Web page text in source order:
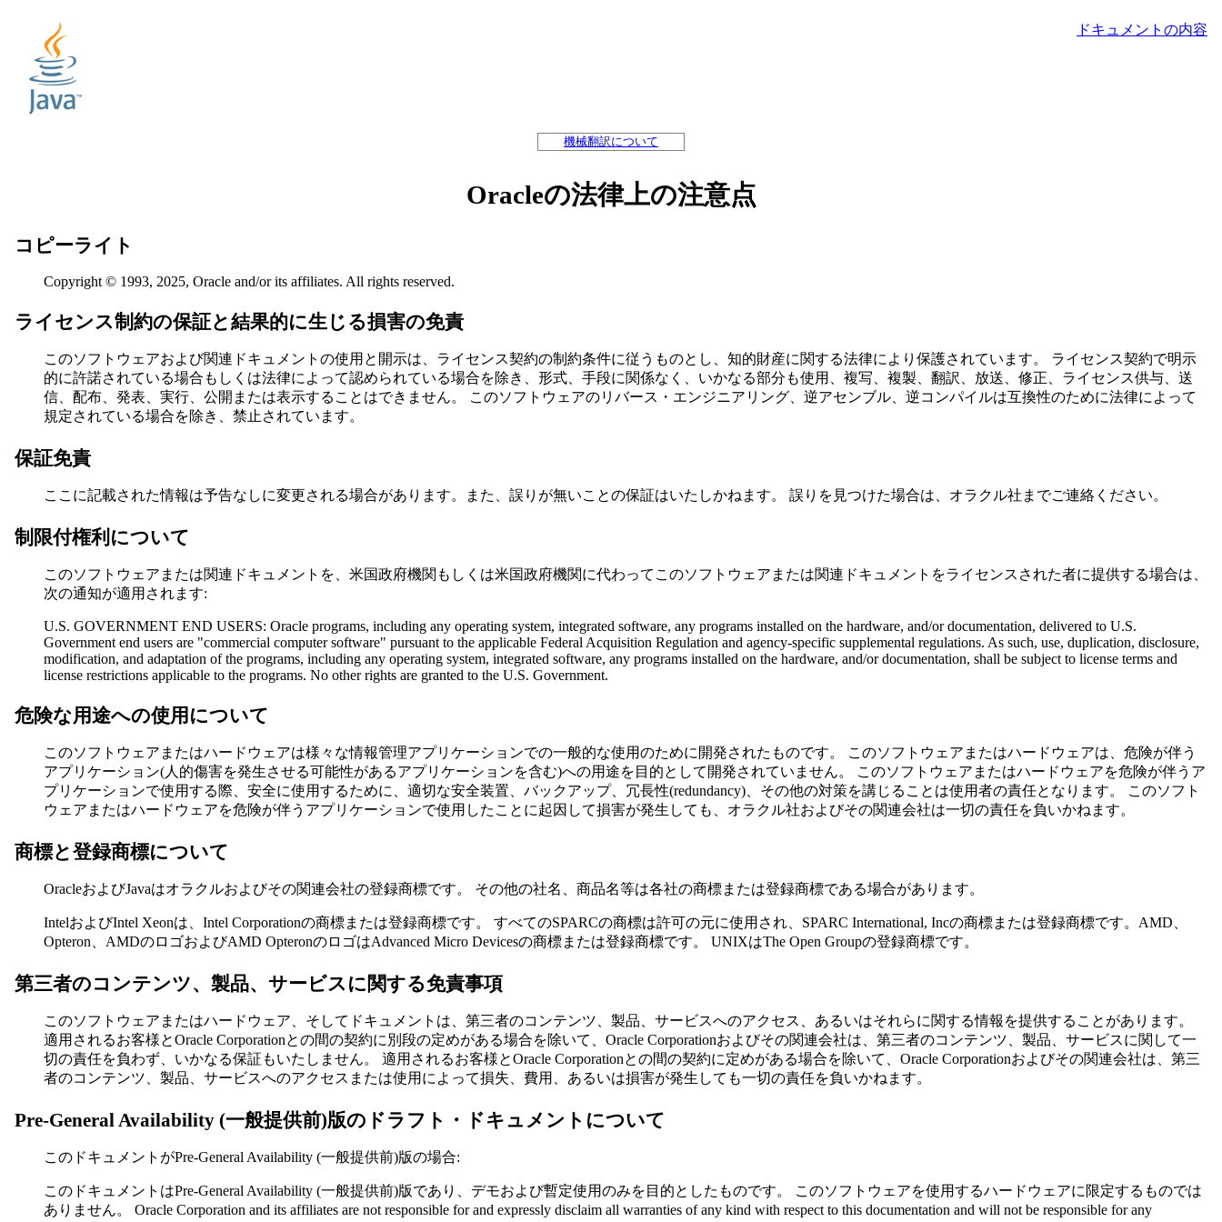
ドキュメントの内容
機械翻訳について
Oracleの法律上の注意点
コピーライト
Copyright © 1993, 2025, Oracle and/or its affiliates. All rights reserved.
ライセンス制約の保証と結果的に生じる損害の免責
このソフトウェアおよび関連ドキュメントの使用と開示は、ライセンス契約の制約条件に従うものとし、知的財産に関する法律により保護されています。
ライセンス契約で明示
的に許諾されている場合もしくは法律によって認められている場合を除き、形式、手段に関係なく、いかなる部分も使用、複写、複製、翻訳、放送、修正、ライセンス供与、送
信、配布、発表、実行、公開または表示することはできません。
このソフトウェアのリバース・エンジニアリング、逆アセンブル、逆コンパイルは互換性のために法律によって
規定されている場合を除き、禁止されています。
保証免責
ここに記載された情報は予告なしに変更される場合があります。また、誤りが無いことの保証はいたしかねます。 誤りを見つけた場合は、オラクル社までご連絡ください。
制限付権利について
このソフトウェアまたは関連ドキュメントを、米国政府機関もしくは米国政府機関に代わってこのソフトウェアまたは関連ドキュメントをライセンスされた者に提供する場合は、
次の通知が適用されます:
U.S. GOVERNMENT END USERS: Oracle programs, including any operating system, integrated software, any programs installed on the hardware, and/or documentation, delivered to U.S.
Government end users are "commercial computer software" pursuant to the applicable Federal Acquisition Regulation and agency-specific supplemental regulations. As such, use, duplication, disclosure,
modification, and adaptation of the programs, including any operating system, integrated software, any programs installed on the hardware, and/or documentation, shall be subject to license terms and
license restrictions applicable to the programs. No other rights are granted to the U.S. Government.
危険な用途への使用について
このソフトウェアまたはハードウェアは様々な情報管理アプリケーションでの一般的な使用のために開発されたものです。
このソフトウェアまたはハードウェアは、危険が伴う
アプリケーション(人的傷害を発生させる可能性があるアプリケーションを含む)への用途を目的として開発されていません。
このソフトウェアまたはハードウェアを危険が伴うア
プリケーションで使用する際、安全に使用するために、適切な安全装置、バックアップ、冗長性(redundancy)、その他の対策を講じることは使用者の責任となります。
このソフト
ウェアまたはハードウェアを危険が伴うアプリケーションで使用したことに起因して損害が発生しても、オラクル社およびその関連会社は一切の責任を負いかねます。
商標と登録商標について
OracleおよびJavaはオラクルおよびその関連会社の登録商標です。 その他の社名、商品名等は各社の商標または登録商標である場合があります。
IntelおよびIntel Xeonは、Intel Corporationの商標または登録商標です。
すべてのSPARCの商標は許可の元に使用され、SPARC International, Incの商標または登録商標です。AMD、
Opteron、AMDのロゴおよびAMD OpteronのロゴはAdvanced Micro Devicesの商標または登録商標です。
UNIXはThe Open Groupの登録商標です。
第三者のコンテンツ、製品、サービスに関する免責事項
このソフトウェアまたはハードウェア、そしてドキュメントは、第三者のコンテンツ、製品、サービスへのアクセス、あるいはそれらに関する情報を提供することがあります。
適用されるお客様とOracle Corporationとの間の契約に別段の定めがある場合を除いて、Oracle Corporationおよびその関連会社は、第三者のコンテンツ、製品、サービスに関して一
切の責任を負わず、いかなる保証もいたしません。
適用されるお客様とOracle Corporationとの間の契約に定めがある場合を除いて、Oracle Corporationおよびその関連会社は、第三
者のコンテンツ、製品、サービスへのアクセスまたは使用によって損失、費用、あるいは損害が発生しても一切の責任を負いかねます。
Pre-General Availability (一般提供前)版のドラフト・ドキュメントについて
このドキュメントがPre-General Availability (一般提供前)版の場合:
このドキュメントはPre-General Availability (一般提供前)版であり、デモおよび暫定使用のみを目的としたものです。
このソフトウェアを使用するハードウェアに限定するものでは
ありません。
Oracle Corporation and its affiliates are not responsible for and expressly disclaim all warranties of any kind with respect to this documentation and will not be responsible for any